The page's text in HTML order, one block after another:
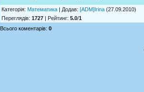
Категорія: Математика | Додав: [ADM]Irina (27.09.2010)
Переглядів: 1727 | Рейтинг: 5.0/1
Всього коментарів: 0